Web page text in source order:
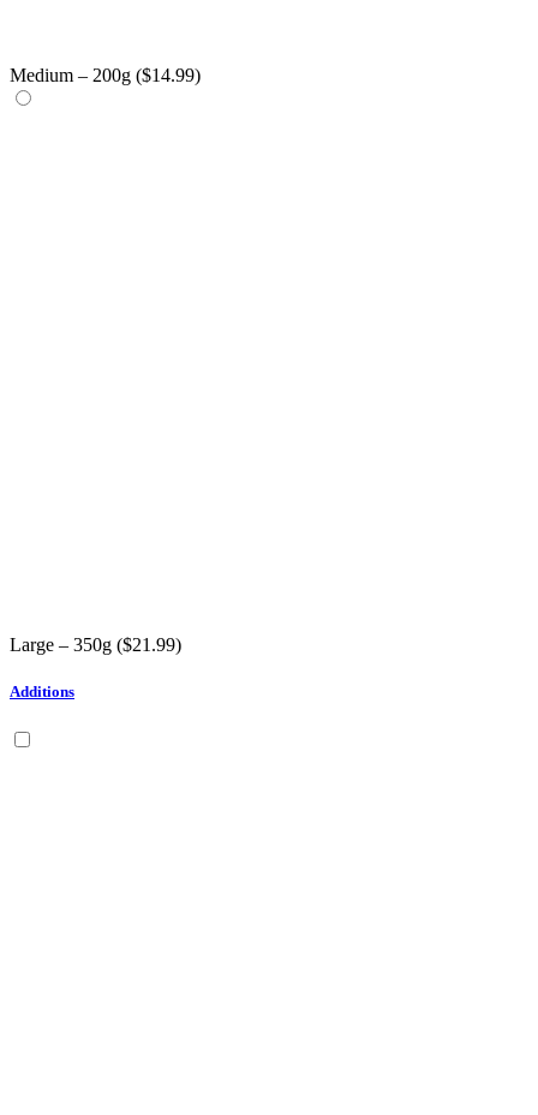
Medium – 200g ($14.99)
Large – 350g ($21.99)
Additions